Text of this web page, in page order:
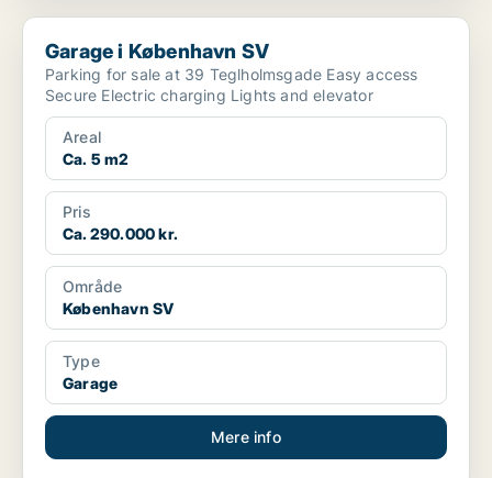
Garage i København SV
Garage i København SV
Parking for sale at 39 Teglholmsgade Easy access
Secure Electric charging Lights and elevator
Areal
Ca. 5 m2
Pris
Ca. 290.000 kr.
Område
København SV
Type
Garage
Mere info